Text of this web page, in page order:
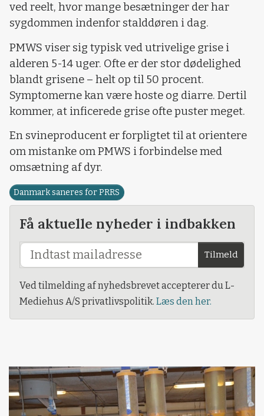
ved reelt, hvor mange besætninger der har
sygdommen indenfor stalddøren i dag.
PMWS viser sig typisk ved utrivelige grise i
alderen 5-14 uger. Ofte er der stor dødelighed
blandt grisene – helt op til 50 procent.
Symptomerne kan være hoste og diarre. Dertil
kommer, at inficerede grise ofte puster meget.
En svineproducent er forpligtet til at orientere
om mistanke om PMWS i forbindelse med
omsætning af dyr.
Danmark saneres for PRRS
Få aktuelle nyheder i indbakken
Tilmeld
Ved tilmelding af nyhedsbrevet accepterer du L-
Mediehus A/S privatlivspolitik. Læs den her.